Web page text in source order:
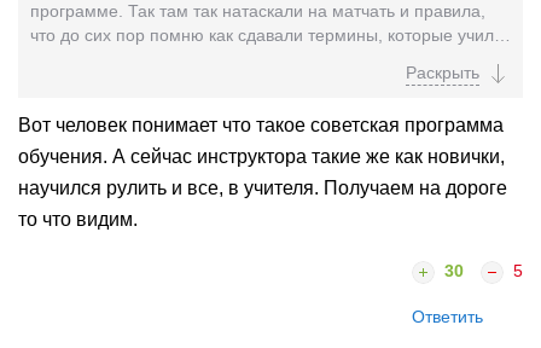
программе. Так там так натаскали на матчать и правила,
что до сих пор помню как сдавали термины, которые учили
Вот человек понимает что такое советская программа
обучения. А сейчас инструктора такие же как новички,
научился рулить и все, в учителя. Получаем на дороге
то что видим.
30 5
Ответить